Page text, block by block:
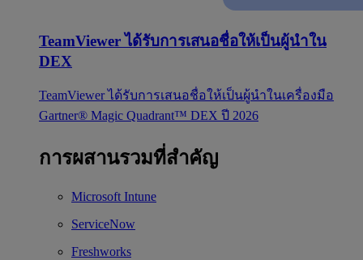
TeamViewer ได้รับการเสนอชื่อให้เป็นผู้นำใน
DEX
TeamViewer ได้รับการเสนอชื่อให้เป็นผู้นำในเครื่องมือ
Gartner® Magic Quadrant™ DEX ปี 2026
การผสานรวมที่สำคัญ
Microsoft Intune
ServiceNow
Freshworks